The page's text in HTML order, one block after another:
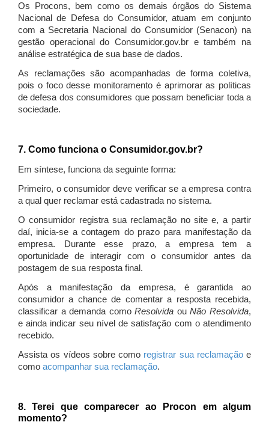
Os Procons, bem como os demais órgãos do Sistema
Nacional de Defesa do Consumidor, atuam em conjunto
com a Secretaria Nacional do Consumidor (Senacon) na
gestão operacional do Consumidor.gov.br e também na
análise estratégica de sua base de dados.
As reclamações são acompanhadas de forma coletiva,
pois o foco desse monitoramento é aprimorar as políticas
de defesa dos consumidores que possam beneficiar toda a
sociedade.
7. Como funciona o Consumidor.gov.br?
Em síntese, funciona da seguinte forma:
Primeiro, o consumidor deve verificar se a empresa contra
a qual quer reclamar está cadastrada no sistema.
O consumidor registra sua reclamação no site e, a partir
daí, inicia-se a contagem do prazo para manifestação da
empresa. Durante esse prazo, a empresa tem a
oportunidade de interagir com o consumidor antes da
postagem de sua resposta final.
Após a manifestação da empresa, é garantida ao
consumidor a chance de comentar a resposta recebida,
classificar a demanda comoResolvida ouNão Resolvida,
e ainda indicar seu nível de satisfação com o atendimento
recebido.
Assista os vídeos sobre como registrar sua reclamaçãoe
como acompanhar sua reclamação.
8. Terei que comparecer ao Procon em algum
momento?